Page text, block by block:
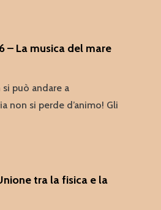
– La musica del mare
può andare a
non si perde d’animo! Gli
tra la fisica e la